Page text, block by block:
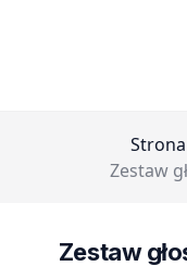
Zestaw
Zestaw